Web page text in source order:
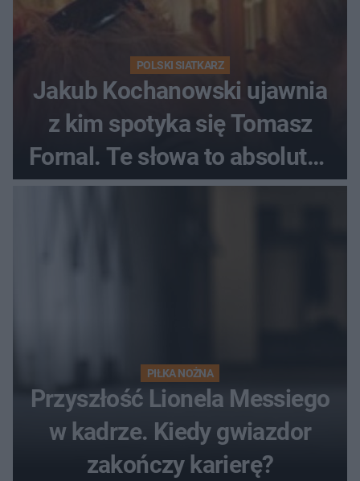
POLSKI SIATKARZ
Jakub Kochanowski ujawnia
z kim spotyka się Tomasz
Fornal. Te słowa to absolutny
hit
PIŁKA NOŻNA
Przyszłość Lionela Messiego
w kadrze. Kiedy gwiazdor
zakończy karierę?